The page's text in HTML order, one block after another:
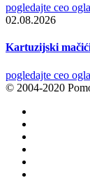
pogledajte ceo
02.08.2026
Kartuzijski
pogledajte ceo
© 2004-2020